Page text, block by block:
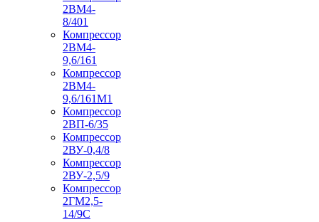
2ВМ4-
8/401
Компрессор
2ВМ4-
9,6/161
Компрессор
2ВМ4-
9,6/161М1
Компрессор
2ВП-6/35
Компрессор
2ВУ-0,4/8
Компрессор
2ВУ-2,5/9
Компрессор
2ГМ2,5-
14/9С